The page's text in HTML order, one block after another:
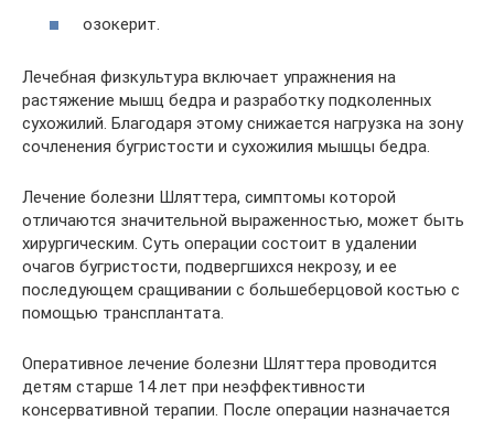
озокерит.
Лечебная физкультура включает упражнения на
растяжение мышц бедра и разработку подколенных
сухожилий. Благодаря этому снижается нагрузка на зону
сочленения бугристости и сухожилия мышцы бедра.
Лечение болезни Шляттера, симптомы которой
отличаются значительной выраженностью, может быть
хирургическим. Суть операции состоит в удалении
очагов бугристости, подвергшихся некрозу, и ее
последующем сращивании с большеберцовой костью с
помощью трансплантата.
Оперативное лечение болезни Шляттера проводится
детям старше 14 лет при неэффективности
консервативной терапии. После операции назначается